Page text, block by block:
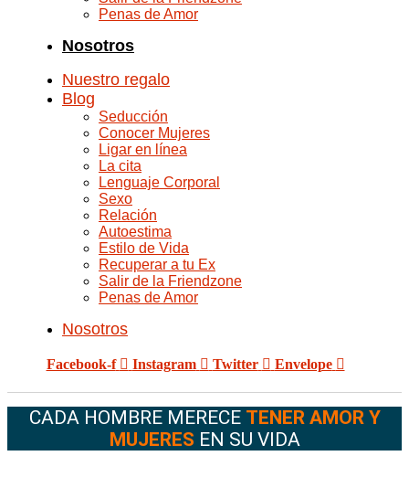
Penas de Amor
Nosotros
Nuestro regalo
Blog
Seducción
Conocer Mujeres
Ligar en línea
La cita
Lenguaje Corporal
Sexo
Relación
Autoestima
Estilo de Vida
Recuperar a tu Ex
Salir de la Friendzone
Penas de Amor
Nosotros
Facebook-f Instagram Twitter Envelope
CADA HOMBRE MERECE TENER AMOR Y
MUJERES EN SU VIDA